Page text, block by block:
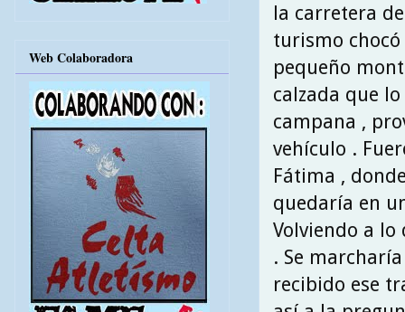
la carretera
turismo
pequeño
calzada que
campana ,
vehículo .
Fátima ,
quedaría en
Volviendo a
. Se
recibido ese
Web Colaboradora